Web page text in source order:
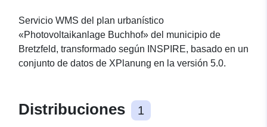
Servicio WMS del plan urbanístico
«Photovoltaikanlage Buchhof» del municipio de
Bretzfeld, transformado según INSPIRE, basado en un
conjunto de datos de XPlanung en la versión 5.0.
Distribuciones 1